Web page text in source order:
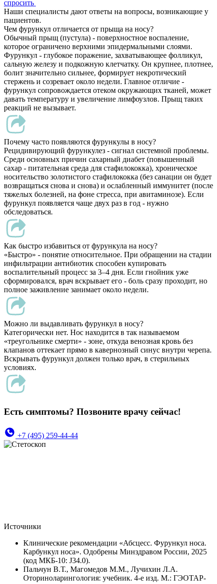
спросить
Наши специалисты дают ответы на вопросы, возникающие у
пациентов.
Чем фурункул отличается от прыща на носу?
Обычный прыщ (пустула) - поверхностное воспаление,
которое ограничено верхними эпидермальными слоями.
Фурункул - глубокое поражение, захватывающее фолликул,
сальную железу и подкожную клетчатку. Он крупнее, плотнее,
болит значительно сильнее, формирует некротический
стержень и созревает около недели. Главное отличие -
фурункул сопровождается отеком окружающих тканей, может
давать температуру и увеличение лимфоузлов. Прыщ таких
реакций не вызывает.
Почему часто появляются фурункулы в носу?
Рецидивирующий фурункулез - сигнал системной проблемы.
Среди основных причин сахарный диабет (повышенный
сахар - питательная среда для стафилококка), хроническое
носительство золотистого стафилококка (без санации он будет
возвращаться снова и снова) и ослабленный иммунитет (после
тяжелых болезней, на фоне стресса, при авитаминозе). Если
фурункул появляется чаще двух раз в год - нужно
обследоваться.
Как быстро избавиться от фурункула на носу?
«Быстро» - понятие относительное. При обращении на стадии
инфильтрации антибиотик способен купировать
воспалительный процесс за 3–4 дня. Если гнойник уже
сформировался, врач вскрывает его - боль сразу проходит, но
полное заживление занимает около недели.
Можно ли выдавливать фурункул в носу?
Категорически нет. Нос находится в так называемом
«треугольнике смерти» - зоне, откуда венозная кровь без
клапанов оттекает прямо в кавернозный синус внутри черепа.
Вскрывать фурункул должен только врач, в стерильных
условиях.
Есть симптомы? Позвоните врачу сейчас!
+7 (495) 259-44-44
Источники
Клинические рекомендации «Абсцесс. Фурункул носа.
Карбункул носа». Одобрены Минздравом России, 2025
(код МКБ-10: J34.0).
Пальчун В.Т., Магомедов М.М., Лучихин Л.А.
Оториноларингология: учебник. 4-е изд. М.: ГЭОТАР-